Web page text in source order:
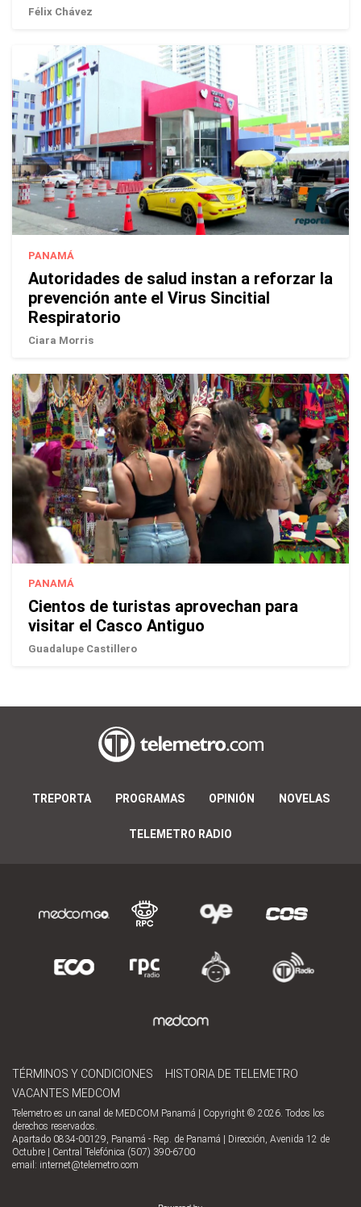
Félix Chávez
PANAMÁ
Autoridades de salud instan a reforzar la
prevención ante el Virus Sincitial
Respiratorio
Ciara Morris
PANAMÁ
Cientos de turistas aprovechan para
visitar el Casco Antiguo
Guadalupe Castillero
TREPORTA PROGRAMAS OPINIÓN NOVELAS
TELEMETRO RADIO
TÉRMINOS Y CONDICIONES
HISTORIA DE TELEMETRO
VACANTES MEDCOM
Telemetro es un canal de MEDCOM Panamá | Copyright © 2026. Todos los
derechos reservados.
Apartado 0834-00129, Panamá - Rep. de Panamá | Dirección, Avenida 12 de
Octubre | Central Telefónica (507) 390-6700
email: internet@telemetro.com